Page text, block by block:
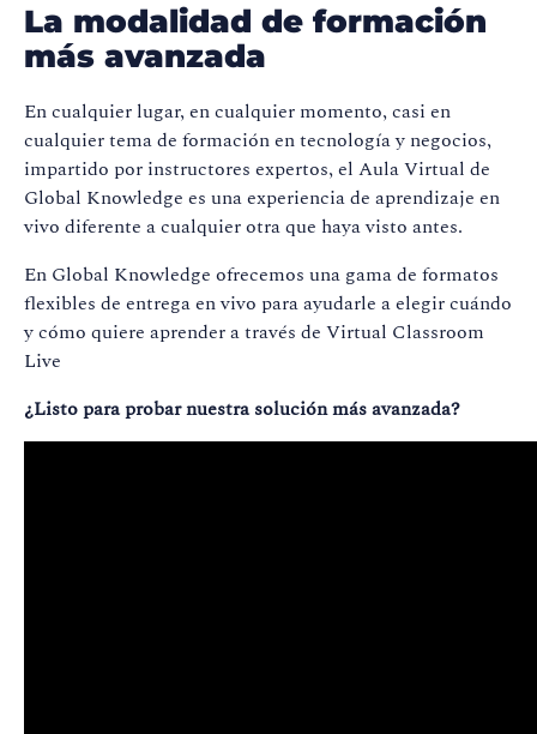
La modalidad de formación
más avanzada
En cualquier lugar, en cualquier momento, casi en
cualquier tema de formación en tecnología y negocios,
impartido por instructores expertos, el Aula Virtual de
Global Knowledge es una experiencia de aprendizaje en
vivo diferente a cualquier otra que haya visto antes.
En Global Knowledge ofrecemos una gama de formatos
flexibles de entrega en vivo para ayudarle a elegir cuándo
y cómo quiere aprender a través de Virtual Classroom
Live
¿Listo para probar nuestra solución más avanzada?